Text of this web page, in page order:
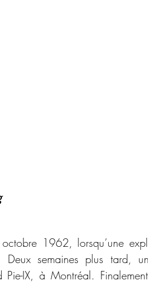
1962, lorsqu’une
Deux semaines plus tard,
Pie-IX, à Montréal.